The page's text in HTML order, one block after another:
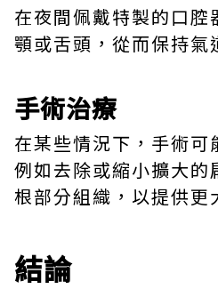
在夜間佩戴特製的口腔
顎或舌頭，從而保持氣
手術治療
在某些情況下，手術可
例如去除或縮小擴大的
根部分組織，以提供更
結論